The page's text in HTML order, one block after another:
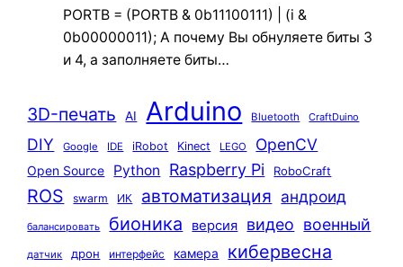
PORTB = (PORTB & 0b11100111) | (i &
0b00000011); А почему Вы обнуляете биты 3
и 4, а заполняете биты…
3D-печать AI Arduino Bluetooth CraftDuino
DIY Google IDE iRobot Kinect LEGO OpenCV
Open Source Python Raspberry Pi RoboCraft
ROS swarm ИК автоматизация андроид
балансировать бионика версия видео военный
датчик дрон интерфейс камера кибервесна